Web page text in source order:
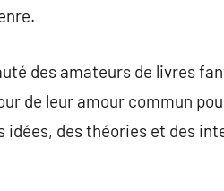
des amateurs de livres
de leur amour commun
idées, des théories et des